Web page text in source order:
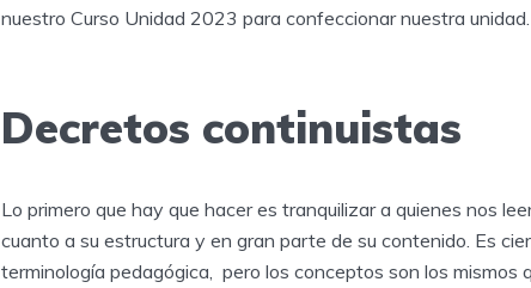
nuestro Curso Unidad 2023 para confeccionar nuestra unidad.
Decretos continuistas
Lo primero que hay que hacer es tranquilizar a quienes nos
cuanto a su estructura y en gran parte de su contenido. Es
terminología pedagógica, pero los conceptos son los mismos